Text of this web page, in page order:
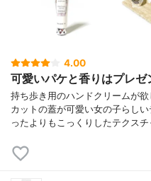
4.00
可愛いパケと香りはプレ
持ち歩き用のハンドクリームが
カットの蓋が可愛い女の子らし
ったよりもこっくりしたテクス